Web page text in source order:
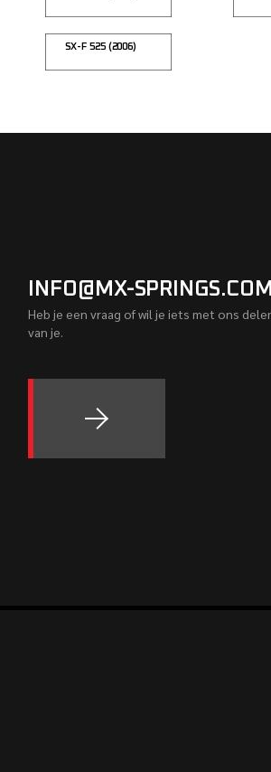
SX-F 525 (2006)
INFO@MX-SPRINGS.COM
Heb je een vraag of wil je iets met ons
van je.